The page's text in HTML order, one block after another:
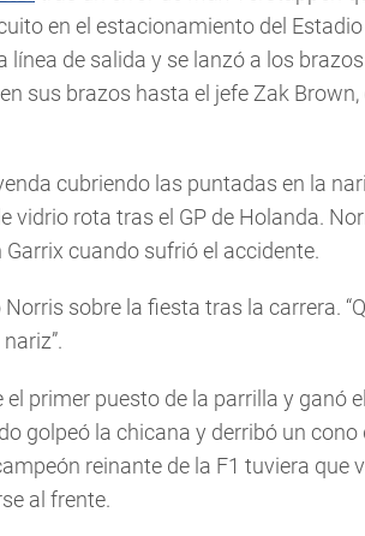
en el estacionamiento del Estadio
línea de salida y se lanzó a los
sus brazos hasta el jefe Zak
cubriendo las puntadas en la
vidrio rota tras el GP de Holanda.
cuando sufrió el accidente.
Norris sobre la fiesta tras la carrera.
primer puesto de la parrilla y ganó
golpeó la chicana y derribó un cono
reinante de la F1 tuviera que
al frente.